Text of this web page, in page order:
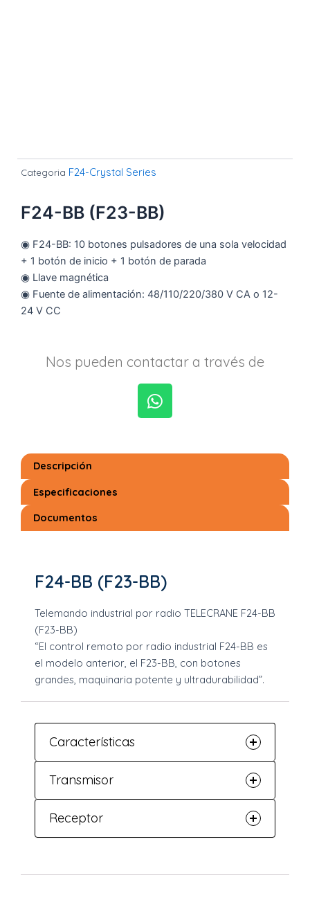
Categoria F24-Crystal Series
F24-BB (F23-BB)
◉ F24-BB: 10 botones pulsadores de una sola velocidad
+ 1 botón de inicio + 1 botón de parada
◉ Llave magnética
◉ Fuente de alimentación: 48/110/220/380 V CA o 12-
24 V CC
Nos pueden contactar a través de
W
a
Descripción
Especificaciones
Documentos
F24-BB (F23-BB)
Telemando industrial por radio TELECRANE F24-BB
(F23-BB)
“El control remoto por radio industrial F24-BB es
el modelo anterior, el F23-BB, con botones
grandes, maquinaria potente y ultradurabilidad”.
Características
Transmisor
Receptor